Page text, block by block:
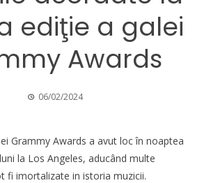
ediţie a galei
Awards
06/02/2024
Grammy Awards a avut loc în noaptea
la Los Angeles, aducând multe
fi imortalizate in istoria muzicii.